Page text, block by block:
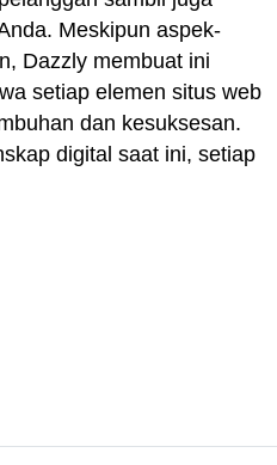
Meskipun aspek-
Dazzly membuat ini
setiap elemen situs web
dan kesuksesan.
digital saat ini, setiap